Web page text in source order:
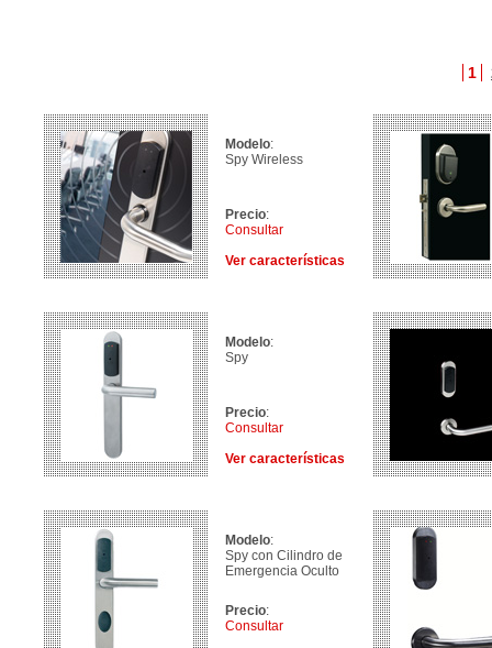
1
Modelo:
Spy Wireless
Precio:
Consultar
Ver características
Modelo:
Spy
Precio:
Consultar
Ver características
Modelo:
Spy con Cilindro de
Emergencia Oculto
Precio:
Consultar